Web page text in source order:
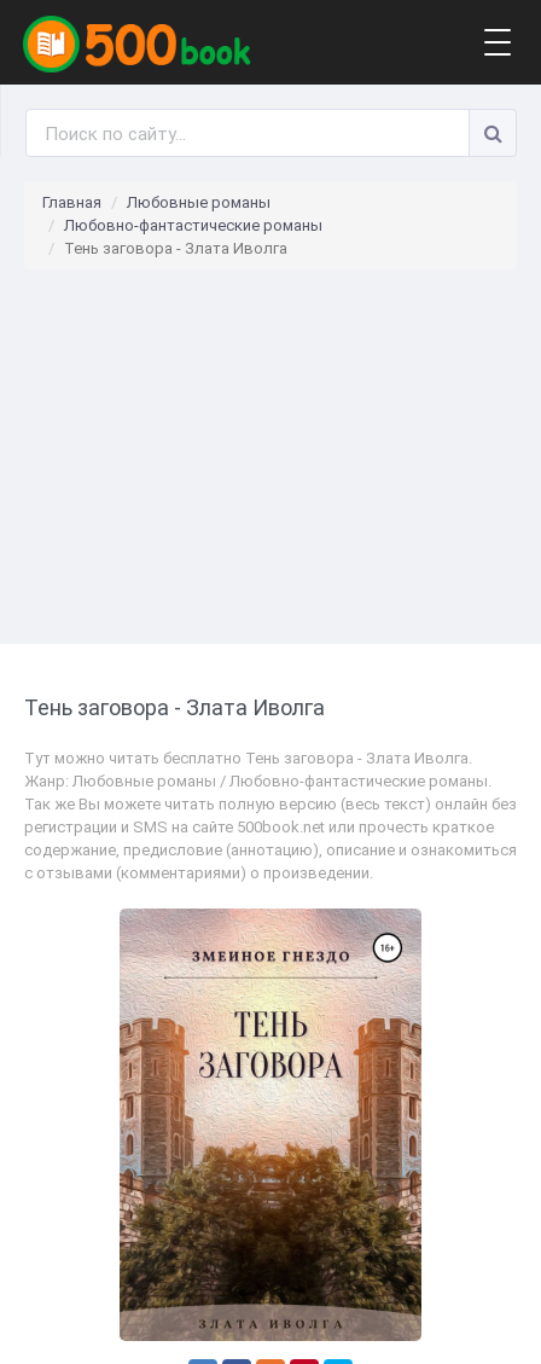
Главная
Любовные романы
Любовно-фантастические романы
Тень заговора - Злата Иволга
Тень заговора - Злата Иволга
Тут можно читать бесплатно Тень заговора - Злата Иволга.
Жанр: Любовные романы / Любовно-фантастические романы.
Так же Вы можете читать полную версию (весь текст) онлайн без
регистрации и SMS на сайте 500book.net или прочесть краткое
содержание, предисловие (аннотацию), описание и ознакомиться
с отзывами (комментариями) о произведении.